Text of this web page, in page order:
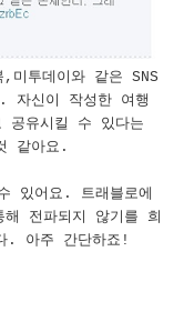
미투데이와 같은 SNS
자신이 작성한 여행
공유시킬 수 있다는
같아요.
있어요. 트래블로에
전파되지 않기를 희
. 아주 간단하죠!